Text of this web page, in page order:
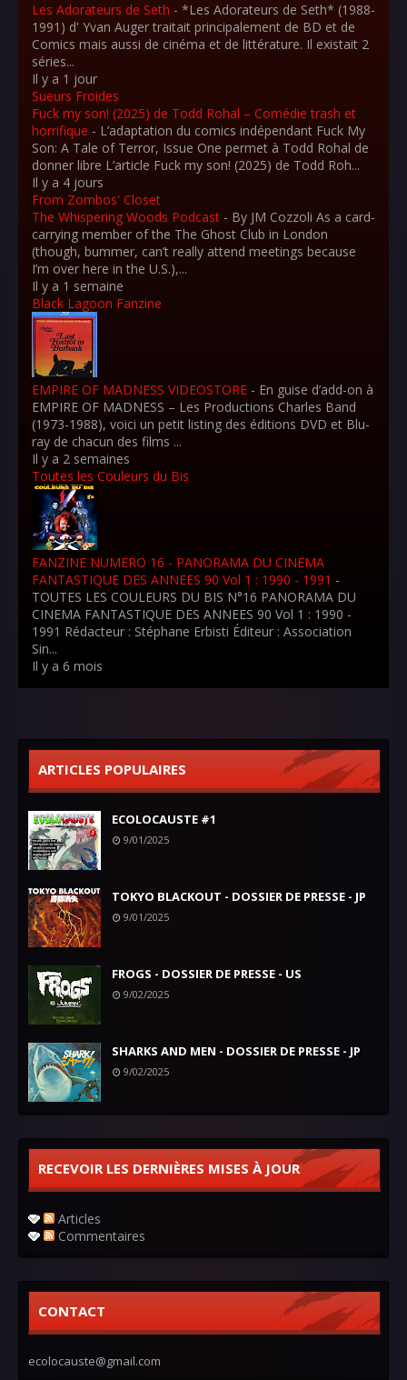
Les Adorateurs de Seth - *Les Adorateurs de Seth* (1988-
1991) d' Yvan Auger traitait principalement de BD et de
Comics mais aussi de cinéma et de littérature. Il existait 2
séries...
Il y a 1 jour
Sueurs Froides
Fuck my son! (2025) de Todd Rohal – Comédie trash et
horrifique - L’adaptation du comics indépendant Fuck My
Son: A Tale of Terror, Issue One permet à Todd Rohal de
donner libre L’article Fuck my son! (2025) de Todd Roh...
Il y a 4 jours
From Zombos' Closet
The Whispering Woods Podcast - By JM Cozzoli As a card-
carrying member of the The Ghost Club in London
(though, bummer, can’t really attend meetings because
I’m over here in the U.S.),...
Il y a 1 semaine
Black Lagoon Fanzine
EMPIRE OF MADNESS VIDEOSTORE - En guise d’add-on à
EMPIRE OF MADNESS – Les Productions Charles Band
(1973-1988), voici un petit listing des éditions DVD et Blu-
ray de chacun des films ...
Il y a 2 semaines
Toutes les Couleurs du Bis
FANZINE NUMERO 16 - PANORAMA DU CINEMA
FANTASTIQUE DES ANNEES 90 Vol 1 : 1990 - 1991 -
TOUTES LES COULEURS DU BIS N°16 PANORAMA DU
CINEMA FANTASTIQUE DES ANNEES 90 Vol 1 : 1990 -
1991 Rédacteur : Stéphane Erbisti Éditeur : Association
Sin...
Il y a 6 mois
ARTICLES POPULAIRES
ECOLOCAUSTE #1
9/01/2025
TOKYO BLACKOUT - DOSSIER DE PRESSE - JP
9/01/2025
FROGS - DOSSIER DE PRESSE - US
9/02/2025
SHARKS AND MEN - DOSSIER DE PRESSE - JP
9/02/2025
RECEVOIR LES DERNIÈRES MISES À JOUR
Articles
Commentaires
CONTACT
ecolocauste@gmail.com